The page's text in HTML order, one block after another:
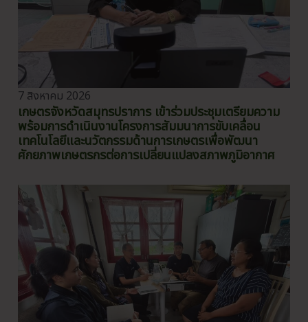
7 สิงหาคม 2026
เกษตรจังหวัดสมุทรปราการ เข้าร่วมประชุมเตรียมความ
พร้อมการดำเนินงานโครงการสัมมนาการขับเคลื่อน
เทคโนโลยีและนวัตกรรมด้านการเกษตรเพื่อพัฒนา
ศักยภาพเกษตรกรต่อการเปลี่ยนแปลงสภาพภูมิอากาศ